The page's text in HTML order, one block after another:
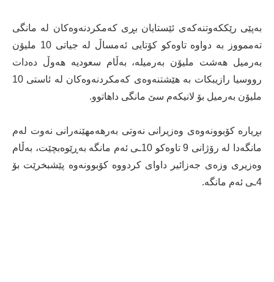
بەپێی رێککەوتنەکەی ئێستایان بڕی کەمکردنەوەکان لە مانگی
تەممووز بە دواوە تاوەکو کۆتایی ئەمساڵ لە جیاتی 10 ملیۆن
بەرمیل هەشت ملیۆن بەرمیلە، بەڵام سعودیە هەوڵ دەدات
رووسیا رازیبکات بە هێشتنەوەی کەمکردنەوەکان لە ئاستی 10
ملیۆن بەرمیل بۆ لانیکەم سێ مانگی داهاتوو.
بڕیارە کۆبوونەوەی وەزیرانی نەوتی بەرهەمهێنەرانی نەوت لەم
مانگەدا لە رۆژانی 9 تاوەکو 10ـی ئەم مانگە بەڕێوەبچێت، بەڵام
وەزیری وزەی جەزائیر داوای کردووە کۆبوونەوە پێشبخرێت بۆ
4ـی ئەم مانگە.